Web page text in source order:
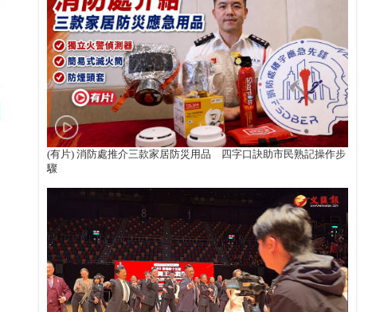
(有片) 消防處推介三款家居防災用品 四字口訣助市民熟記操作步
驟